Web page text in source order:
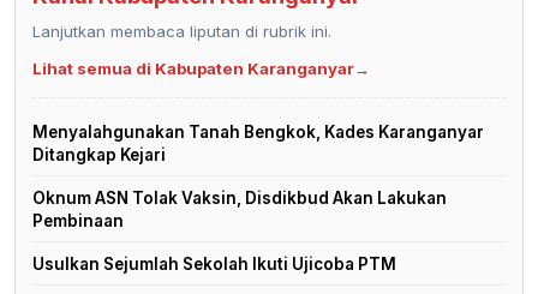
Lanjutkan membaca liputan di rubrik ini.
Lihat semua di Kabupaten Karanganyar→
Menyalahgunakan Tanah Bengkok, Kades Karanganyar
Ditangkap Kejari
Oknum ASN Tolak Vaksin, Disdikbud Akan Lakukan
Pembinaan
Usulkan Sejumlah Sekolah Ikuti Ujicoba PTM